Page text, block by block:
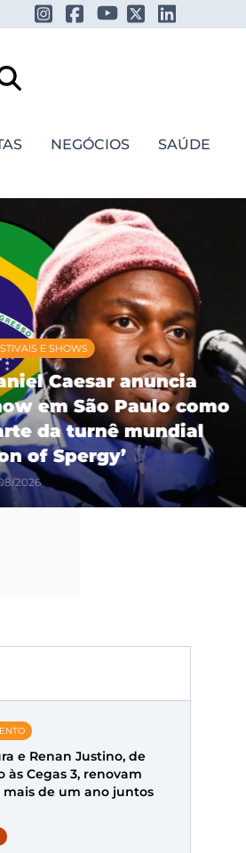
NEGÓCIOS SAÚDE
E SHOWS
Caesar anuncia
em São Paulo como
da turnê mundial
of Spergy’
e Renan Justino, de
às Cegas 3, renovam
mais de um ano juntos